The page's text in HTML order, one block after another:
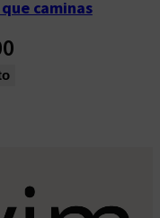
que caminas